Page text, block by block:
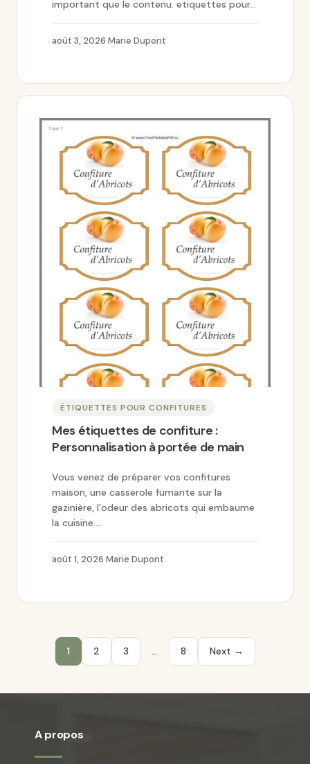
important que le contenu. etiquettes pour...
août 3, 2026·Marie Dupont
ÉTIQUETTES POUR CONFITURES
Mes étiquettes de confiture :
Personnalisation à portée de main
Vous venez de préparer vos confitures
maison, une casserole fumante sur la
gazinière, l’odeur des abricots qui embaume
la cuisine....
août 1, 2026·Marie Dupont
Pagination
publications
1 2 3 8 Next →
A propos